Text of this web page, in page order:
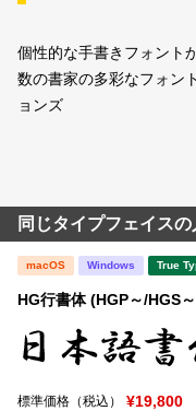
個性的な手書きフォント
数の書家の多彩なフォン
ョンズ
同じタイプフェイス
macOS Windows True
HG行書体 (HGP～/HGS
標準価格（税込） ¥19,800